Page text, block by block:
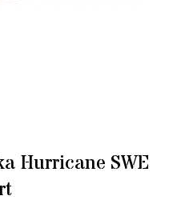
Hurricane SWE